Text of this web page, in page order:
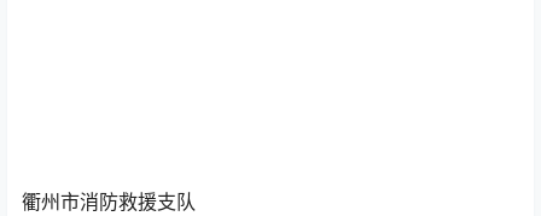
衢州市消防救援支队